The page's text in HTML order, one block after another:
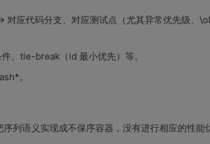
应代码分支、对应测试点（尤其异常优先级、
、tie-break（id 最小优先）等。
。
列语义实现成不保序容器，没有进行相应的性能